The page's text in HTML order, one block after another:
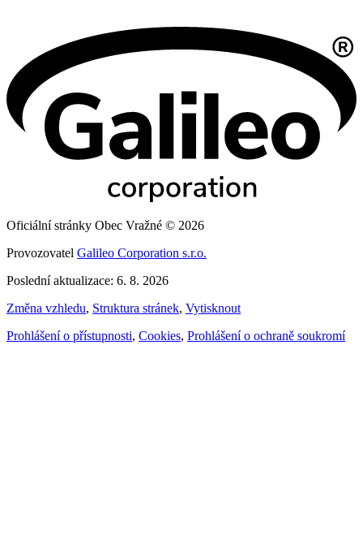
Oficiální stránky Obec Vražné © 2026
Provozovatel Galileo Corporation s.r.o.
Poslední aktualizace: 6. 8. 2026
Změna vzhledu, Struktura stránek, Vytisknout
Prohlášení o přístupnosti, Cookies, Prohlášení o ochraně soukromí